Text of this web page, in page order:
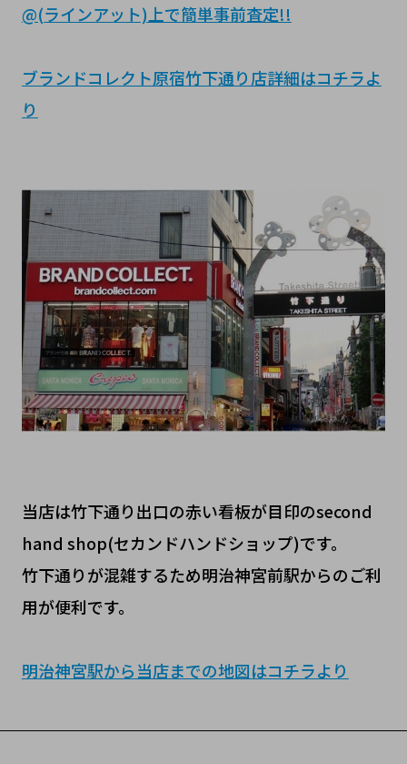
@(ラインアット)上で簡単事前査定!!
ブランドコレクト原宿竹下通り店詳細はコチラよ
り
当店は竹下通り出口の赤い看板が目印のsecond
hand shop(セカンドハンドショップ)です。
竹下通りが混雑するため明治神宮前駅からのご利
用が便利です。
明治神宮駅から当店までの地図はコチラより